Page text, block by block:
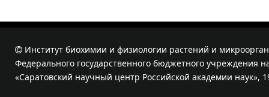
Институт биохимии и физиологии растений и
Федерального государственного бюджетного учреждения
«Саратовский научный центр Российской академии наук»,